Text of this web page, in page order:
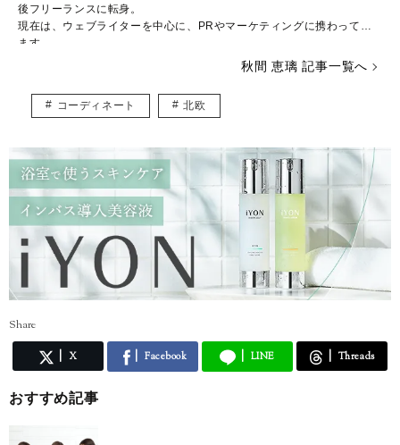
後フリーランスに転身。
現在は、ウェブライターを中心に、PRやマーケティングに携わってい
ます。
トレンドはもちろん、体型や髪型に合う着こなしなど、ファッションに
関する様々な記事を執筆していきたいと思います！
インスタグラム* @eriusa0325https://instagram.com/eriusa0325/
メール* eriusa0325@gmail.com
(コンタクトはインスタグラムのDM、メールアドレスへお願いいたしま
す)
※恐れ入りますが、商品に関してのご質問にはお答えしかねます。
秋間 恵璃 記事一覧へ
コーディネート 北欧
Share
X Facebook LINE Threads
おすすめ記事